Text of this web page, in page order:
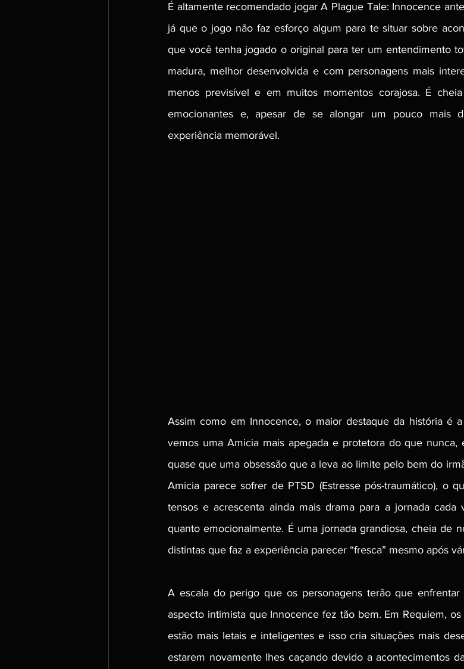
É altamente recomendado jogar A Plague Tale: Innocence
já que o jogo não faz esforço algum para te situar sobre
que você tenha jogado o original para ter um entendimento
madura, melhor desenvolvida e com personagens mais
menos previsível e em muitos momentos corajosa. É
emocionantes e, apesar de se alongar um pouco mais
experiência memorável.
Assim como em Innocence, o maior destaque da história é
vemos uma Amicia mais apegada e protetora do que nunca,
quase que uma obsessão que a leva ao limite pelo bem do
Amicia parece sofrer de PTSD (Estresse pós-traumático), o
tensos e acrescenta ainda mais drama para a jornada cada
quanto emocionalmente. É uma jornada grandiosa, cheia de
distintas que faz a experiência parecer “fresca” mesmo após
A escala do perigo que os personagens terão que
aspecto intimista que Innocence fez tão bem. Em Requiem,
estão mais letais e inteligentes e isso cria situações mais
estarem novamente lhes caçando devido a acontecimentos